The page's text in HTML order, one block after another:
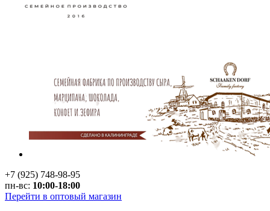
+7 (925) 748-98-95
пн-вс: 10:00-18:00
Перейти в оптовый магазин